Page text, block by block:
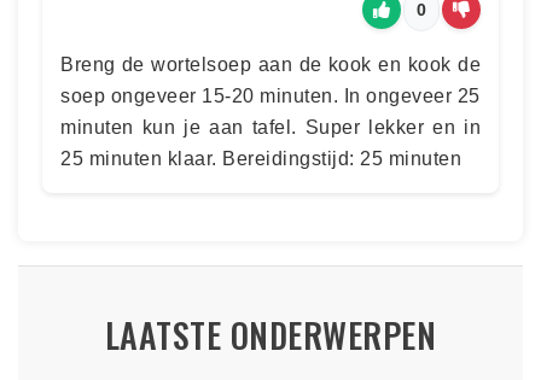
0
Breng de wortelsoep aan de kook en kook de
soep ongeveer 15-20 minuten. In ongeveer 25
minuten kun je aan tafel. Super lekker en in
25 minuten klaar. Bereidingstijd: 25 minuten
LAATSTE ONDERWERPEN